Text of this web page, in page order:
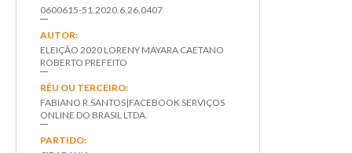
0600615-51.2020.6.26.0407
AUTOR:
ELEIÇÃO 2020 LORENY MAYARA CAETANO
ROBERTO PREFEITO
RÉU OU TERCEIRO:
FABIANO R.SANTOS|FACEBOOK SERVIÇOS
ONLINE DO BRASIL LTDA.
PARTIDO: